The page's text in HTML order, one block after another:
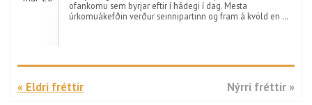
ofankomu sem byrjar eftir í hádegi í dag. Mesta
úrkomuákefðin verður seinnipartinn og fram á kvöld en …
« Eldri fréttir Nýrri fréttir »